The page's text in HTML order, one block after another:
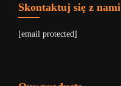
Skontaktuj się z nami
[email protected]